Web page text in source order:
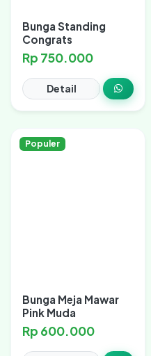
Bunga Standing
Congrats
Rp 750.000
Detail
Populer
Bunga Meja Mawar
Pink Muda
Rp 600.000